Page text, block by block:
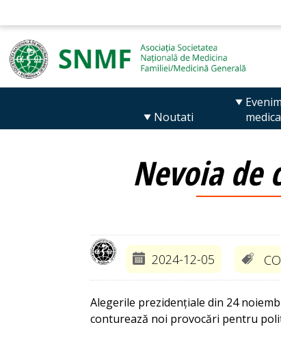
Noutati
Nevoia de
2024-12-05
Alegerile prezidențiale din 24
conturează noi provocări pentru